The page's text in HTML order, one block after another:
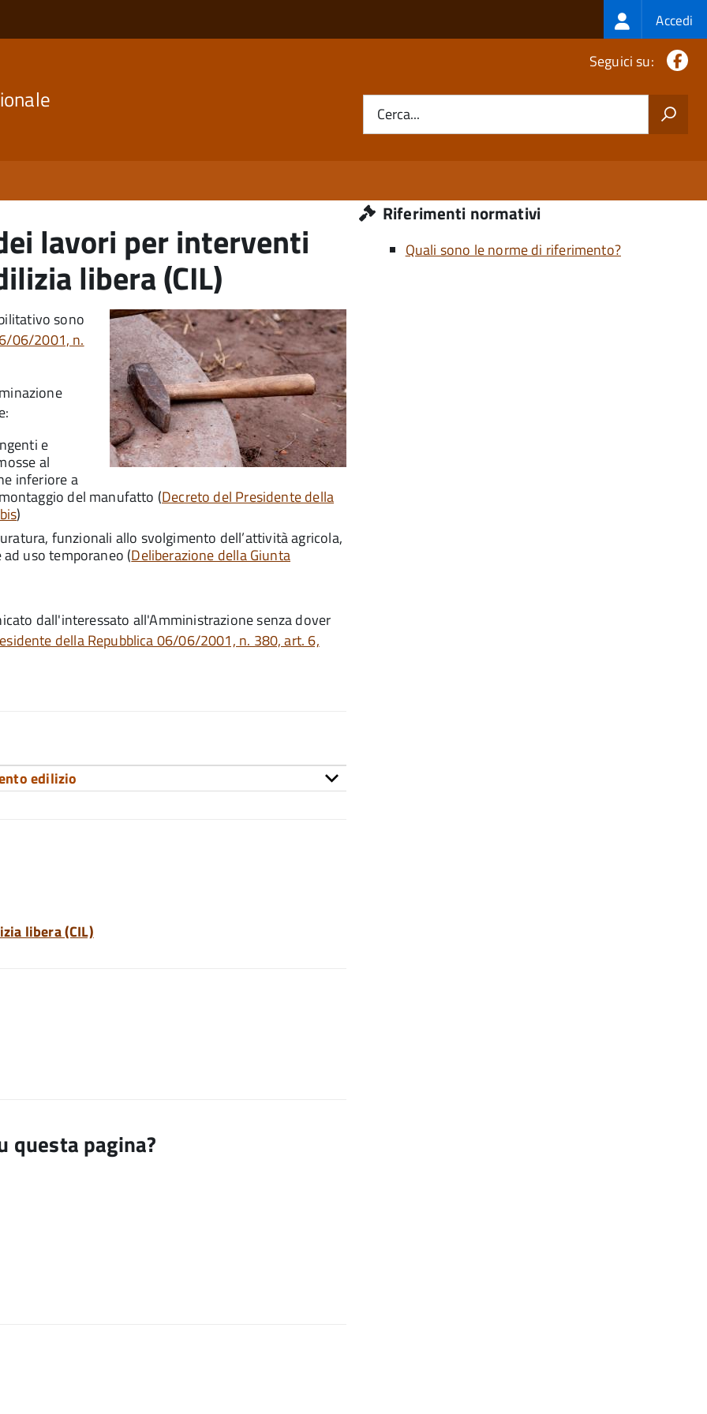
Login
menu
Accedi
Seguici su:
Cerca...
lavori per interventi
libera (CIL)
sono
06/2001, n.
e
al
inferiore a
del manufatto (Decreto del Presidente della
)
funzionali allo svolgimento dell’attività agricola,
uso temporaneo (Deliberazione della Giunta
dall'interessato all'Amministrazione senza dover
della Repubblica 06/06/2001, n. 380, art. 6,
edilizio
libera (CIL)
questa pagina?
Riferimenti normativi
Quali sono le norme di riferimento?